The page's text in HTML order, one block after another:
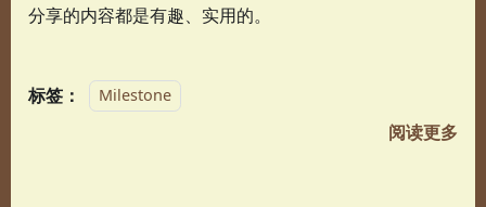
分享的内容都是有趣、实用的。
标签： Milestone
阅读更多